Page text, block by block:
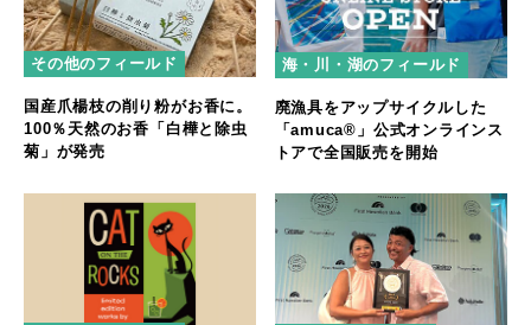
その他のフィールド
国産爪楊枝の削り粉がお香に。
100％天然のお香「白樺と除虫
菊」が発売
海・川・湖のフィールド
廃漁具をアップサイクルした
「amuca®」公式オンラインス
トアで全国販売を開始